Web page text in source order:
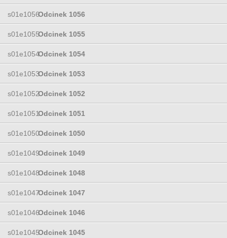
s01e1056Odcinek 1056
s01e1055Odcinek 1055
s01e1054Odcinek 1054
s01e1053Odcinek 1053
s01e1052Odcinek 1052
s01e1051Odcinek 1051
s01e1050Odcinek 1050
s01e1049Odcinek 1049
s01e1048Odcinek 1048
s01e1047Odcinek 1047
s01e1046Odcinek 1046
s01e1045Odcinek 1045